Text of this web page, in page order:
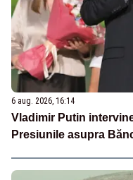
6 aug. 2026, 16:14
Vladimir Putin
Presiunile asupra